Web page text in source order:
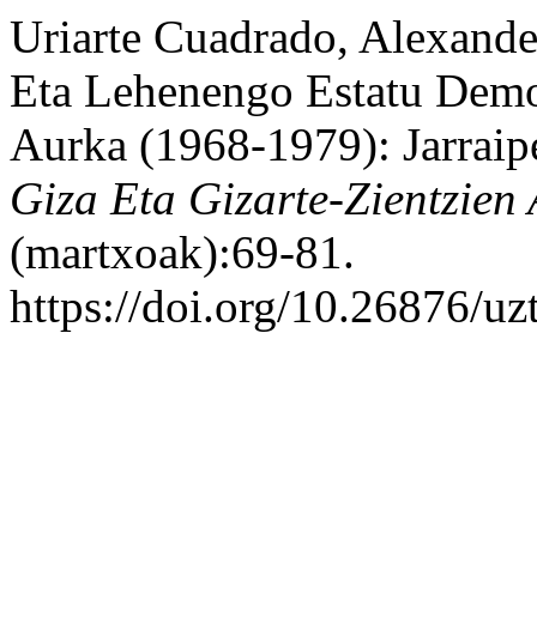
Uriarte Cuadrado,
Eta Lehenengo Estatu
Aurka (1968-1979):
Giza Eta Gizarte-
(martxoak):69-81.
https://doi.org/10.26876/